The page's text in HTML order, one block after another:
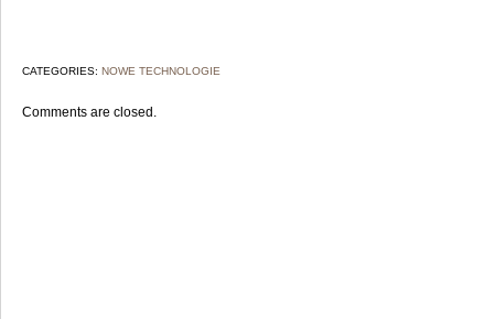
CATEGORIES: NOWE TECHNOLOGIE
Comments are closed.